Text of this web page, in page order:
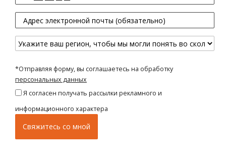
*Отправляя форму, вы соглашаетесь на обработку
персональных данных
Я согласен получать рассылки рекламного и
информационного характера